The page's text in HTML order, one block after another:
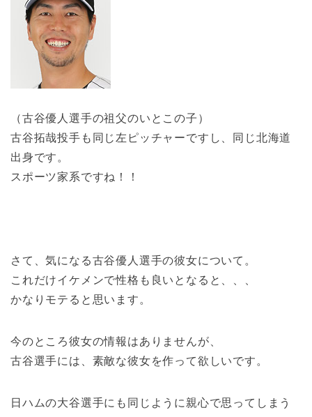
（古谷優人選手の祖父のいとこの子）
古谷拓哉投手も同じ左ピッチャーですし、同じ北海道
出身です。
スポーツ家系ですね！！
さて、気になる古谷優人選手の彼女について。
これだけイケメンで性格も良いとなると、、、
かなりモテると思います。
今のところ彼女の情報はありませんが、
古谷選手には、素敵な彼女を作って欲しいです。
日ハムの大谷選手にも同じように親心で思ってしまう